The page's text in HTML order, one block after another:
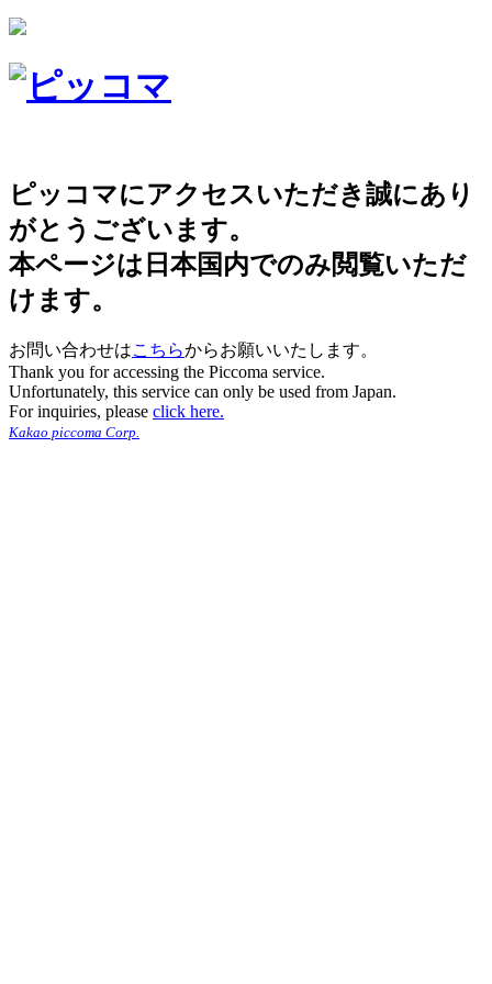
ピッコマにアクセスいただき誠にあり
がとうございます。
本ページは日本国内でのみ閲覧いただ
けます。
お問い合わせはこちらからお願いいたします。
Thank you for accessing the Piccoma service.
Unfortunately, this service can only be used from Japan.
For inquiries, please click here.
Kakao piccoma Corp.